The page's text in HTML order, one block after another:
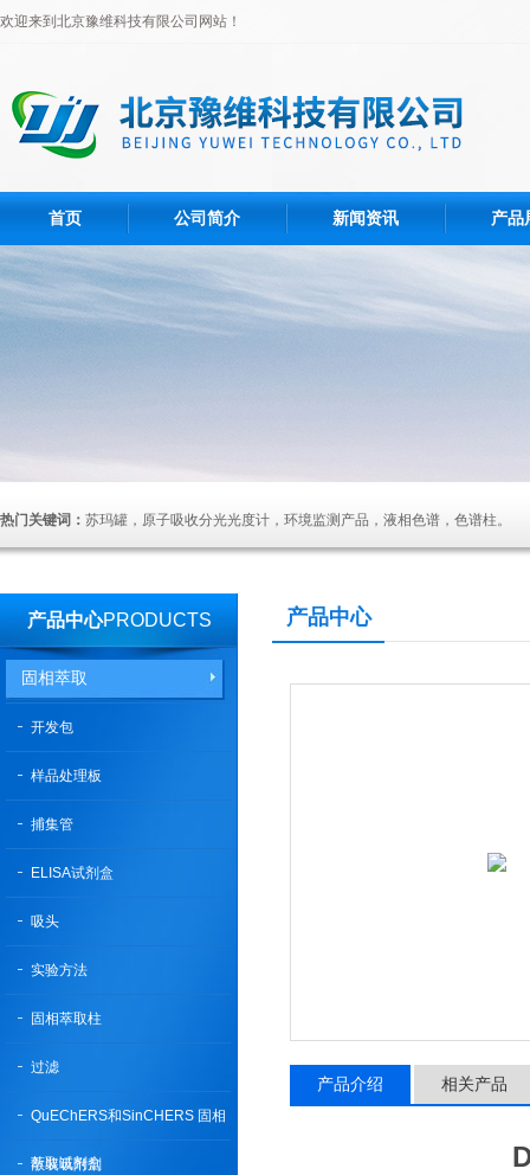
欢迎来到北京豫维科技有限公司网站！
首页 公司简介 新闻资讯 产品
热门关键词： 苏玛罐，原子吸收分光光度计，环境监测产品，液相色谱，色谱柱。
产品中心PRODUCTS
固相萃取
开发包
样品处理板
捕集管
ELISA试剂盒
吸头
实验方法
固相萃取柱
过滤
QuEChERS和SinCHERS 固相
萃取试剂盒
散装吸附剂
产品中心
产品介绍 相关产品